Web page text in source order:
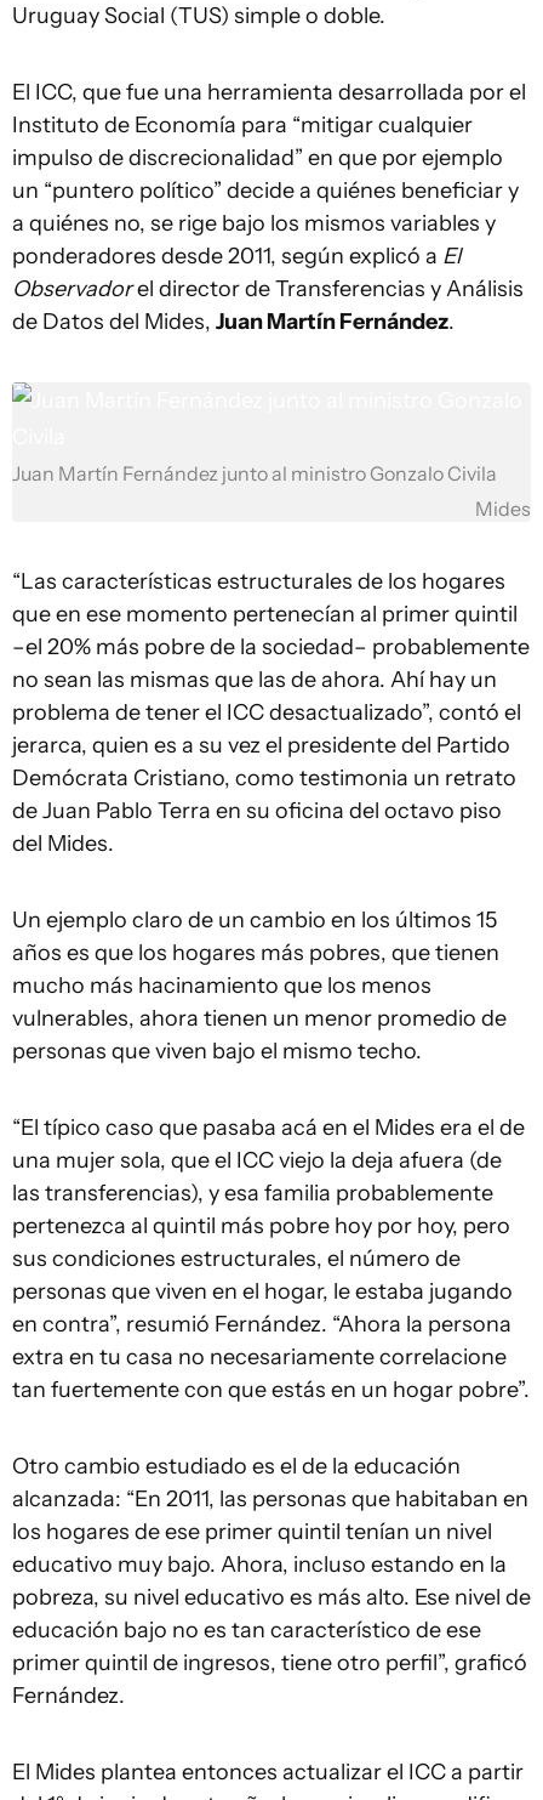
Uruguay Social (TUS) simple o doble.
El ICC, que fue una herramienta desarrollada por el
Instituto de Economía para “mitigar cualquier
impulso de discrecionalidad” en que por ejemplo
un “puntero político” decide a quiénes beneficiar y
a quiénes no, se rige bajo los mismos variables y
ponderadores desde 2011, según explicó a El
Observadorel director de Transferencias y Análisis
de Datos del Mides, Juan Martín Fernández.
Juan Martín Fernández junto al ministro Gonzalo Civila
Mides
“Las características estructurales de los hogares
que en ese momento pertenecían al primer quintil
–el 20% más pobre de la sociedad– probablemente
no sean las mismas que las de ahora. Ahí hay un
problema de tener el ICC desactualizado”, contó el
jerarca, quien es a su vez el presidente del Partido
Demócrata Cristiano, como testimonia un retrato
de Juan Pablo Terra en su oficina del octavo piso
del Mides.
Un ejemplo claro de un cambio en los últimos 15
años es que los hogares más pobres, que tienen
mucho más hacinamiento que los menos
vulnerables, ahora tienen un menor promedio de
personas que viven bajo el mismo techo.
“El típico caso que pasaba acá en el Mides era el de
una mujer sola, que el ICC viejo la deja afuera (de
las transferencias), y esa familia probablemente
pertenezca al quintil más pobre hoy por hoy, pero
sus condiciones estructurales, el número de
personas que viven en el hogar, le estaba jugando
en contra”, resumió Fernández. “Ahora la persona
extra en tu casa no necesariamente correlacione
tan fuertemente con que estás en un hogar pobre”.
Otro cambio estudiado es el de la educación
alcanzada: “En 2011, las personas que habitaban en
los hogares de ese primer quintil tenían un nivel
educativo muy bajo. Ahora, incluso estando en la
pobreza, su nivel educativo es más alto. Ese nivel de
educación bajo no es tan característico de ese
primer quintil de ingresos, tiene otro perfil”, graficó
Fernández.
El Mides plantea entonces actualizar el ICC a partir